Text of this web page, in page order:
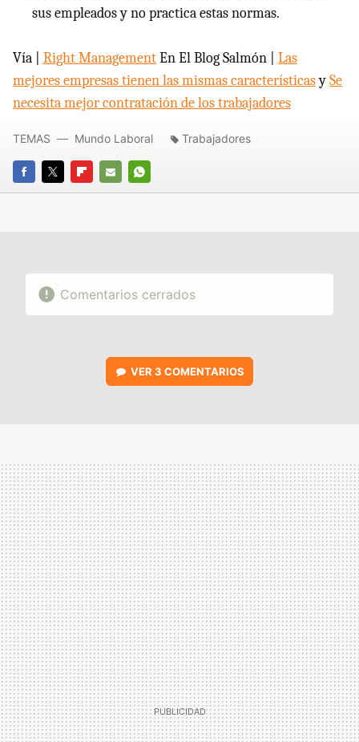
sus empleados y no practica estas normas.
Vía | Right ManagementEn El Blog Salmón | Las
mejores empresas tienen las mismas característicasySe
necesita mejor contratación de los trabajadores
FACEBOOK
TWITTERFLIPBOARD
E-
WHATSAPP
TEMAS Mundo Laboral Trabajadores
Comentarios cerrados
VER 3 COMENTARIOS